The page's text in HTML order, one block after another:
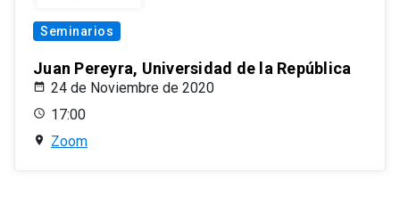
Seminarios
Juan Pereyra, Universidad de la República
24 de Noviembre de 2020
17:00
Zoom